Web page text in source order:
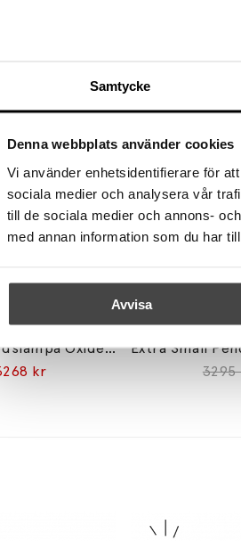
Samtycke
Denna webbplats använder cookies
Vi använder enhetsidentifierare för
sociala medier och analysera vår
till de sociala medier och annons-
med annan information som du har
Avvisa
Pastille w182 c1 Bordslampa Oxide Red
kr
3295